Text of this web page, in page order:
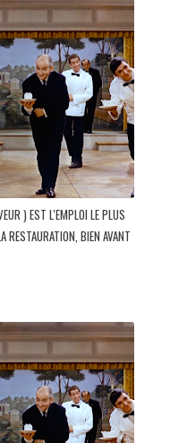
) EST L'EMPLOI LE PLUS
RESTAURATION, BIEN AVANT